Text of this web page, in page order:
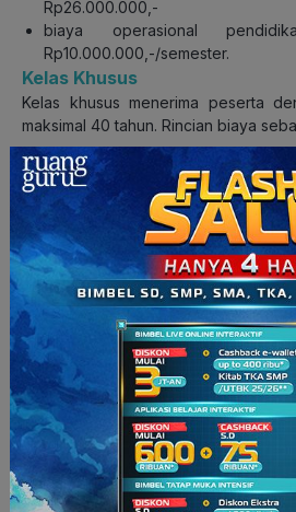
Rp26.000.000,-
biaya operasional
Rp10.000.000,-/semester.
Kelas Khusus
Kelas khusus menerima peserta
maksimal 40 tahun. Rincian biaya
dana pengembangan (DP) yang
Rp31.000.000,-
biaya operasional
Rp15.000.000,-/semester.
Gimana ,gengs ? Tertariknggak, nih,
penerbangan? Tentu perjalanan
semudah yang dikira, ya. Apalagi
🙁 Yuk, bangun dan semangat
sama
ruangbelajar, ya!